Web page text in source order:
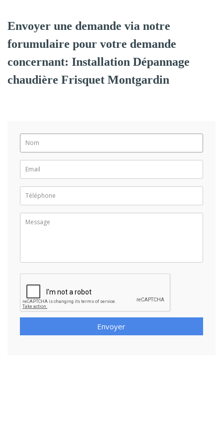
Envoyer une demande via notre
forumulaire pour votre demande
concernant: Installation Dépannage
chaudière Frisquet Montgardin
Envoyer